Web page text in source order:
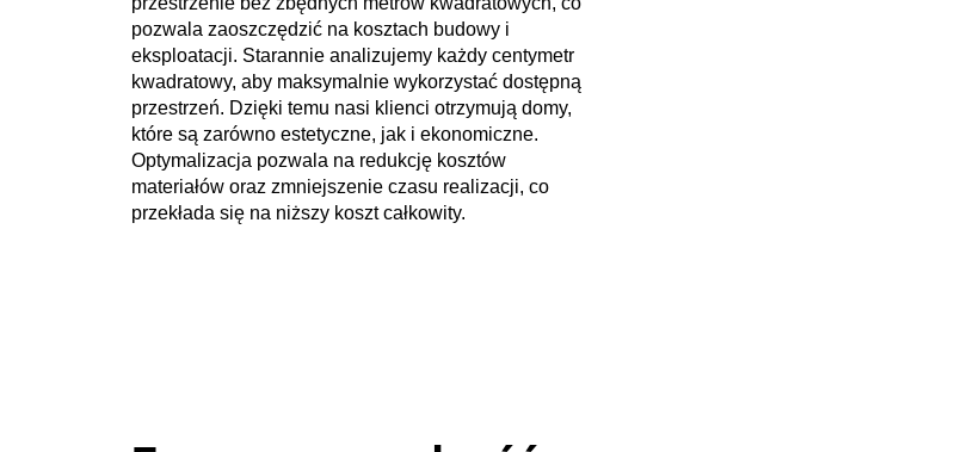
pozwala zaoszczędzić na kosztach budowy i
eksploatacji. Starannie analizujemy każdy centymetr
kwadratowy, aby maksymalnie wykorzystać dostępną
przestrzeń. Dzięki temu nasi klienci otrzymują domy,
które są zarówno estetyczne, jak i ekonomiczne.
Optymalizacja pozwala na redukcję kosztów
materiałów oraz zmniejszenie czasu realizacji, co
przekłada się na niższy koszt całkowity.